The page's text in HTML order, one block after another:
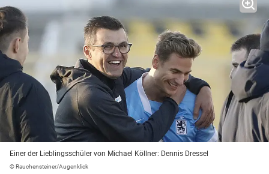
Einer der Lieblingsschüler von Michael Köllner: Dennis Dressel
© Rauchensteiner/Augenklick